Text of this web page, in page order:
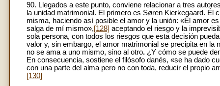
90. Llegados a este punto, conviene relacionar a tres
la unidad matrimonial. El primero es Søren Kierkegaard.
misma, haciendo así posible el amor y la unión: «El amor
salga de mí mismo»,[128] aceptando el riesgo y la
sola persona, con todos los riesgos que esta decisión
valor y, sin embargo, el amor matrimonial se precipita en
no se ama a uno mismo, sino al otro. ¿Y cómo se puede
En consecuencia, sostiene el filósofo danés, «se ha dado
con una parte del alma pero no con toda, reducir el propio
[130]